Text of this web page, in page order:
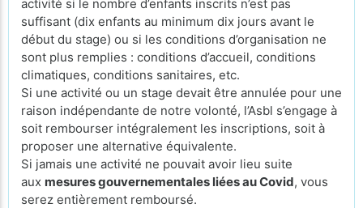
activité si le nombre d’enfants inscrits n’est pas
suffisant (dix enfants au minimum dix jours avant le
début du stage) ou si les conditions d’organisation ne
sont plus remplies : conditions d’accueil, conditions
climatiques, conditions sanitaires, etc.
Si une activité ou un stage devait être annulée pour une
raison indépendante de notre volonté, l’Asbl s’engage à
soit rembourser intégralement les inscriptions, soit à
proposer une alternative équivalente.
Si jamais une activité ne pouvait avoir lieu suite
aux mesures gouvernementales liées au Covid, vous
serez entièrement remboursé.